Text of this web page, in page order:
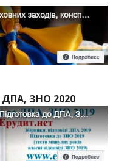
ДПА, ЗНО 2020